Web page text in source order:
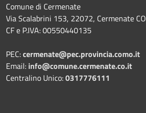
Comune di Cermenate
Via Scalabrini 153, 22072, Cermenate CO
CF e P.IVA: 00550440135
PEC:cermenate@pec.provincia.como.it
Email: info@comune.cermenate.co.it
Centralino Unico:0317776111